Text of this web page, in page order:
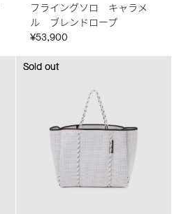
フライングソロ キャラメ
ル ブレンドロープ
¥53,900
Sold out
Sold out